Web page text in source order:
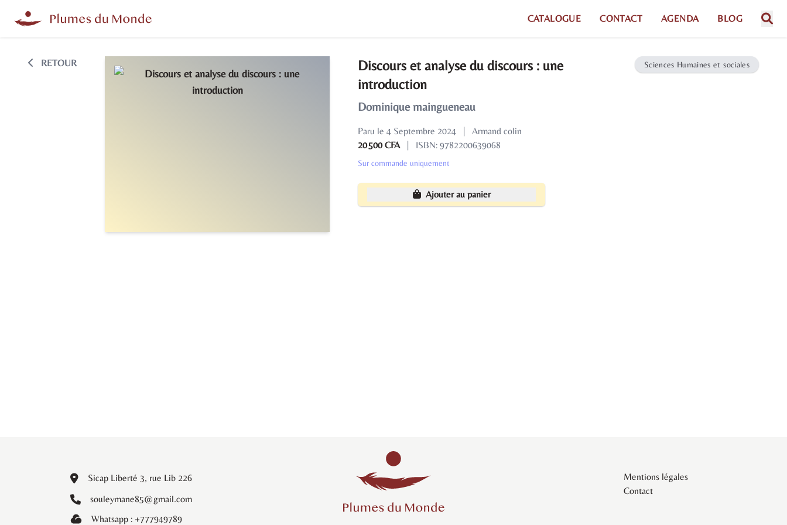
CATALOGUE CONTACT AGENDA BLOG
RETOUR
Discours et analyse du discours : une
introduction
Dominique maingueneau
Sciences Humaines et sociales
Paru le 4 Septembre 2024 |
Armand colin
20 500 CFA
| ISBN: 9782200639068
Sur commande uniquement
Ajouter au panier
Sicap Liberté 3, rue Lib 226
souleymane85@gmail.com
Whatsapp : +777949789
Mentions légales
Contact